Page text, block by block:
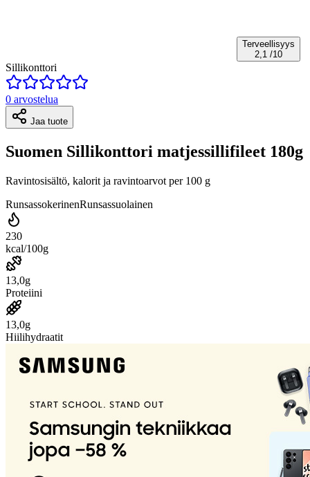
Terveellisyys
2,1 /10
Sillikonttori
0 arvostelua
Jaa tuote
Suomen Sillikonttori matjessillifileet 180g
Ravintosisältö, kalorit ja ravintoarvot per 100 g
RunsassokerinenRunsassuolainen
230
kcal/100g
13,0g
Proteiini
13,0g
Hiilihydraatit